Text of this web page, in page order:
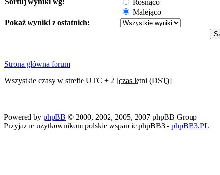
Sortuj wyniki wg:
Rosnąco
Malejąco
Pokaż wyniki z ostatnich:
Strona główna forum
Wszystkie czasy w strefie UTC + 2 [czas letni (DST)]
Powered by phpBB © 2000, 2002, 2005, 2007 phpBB Group
Przyjazne użytkownikom polskie wsparcie phpBB3 - phpBB3.PL